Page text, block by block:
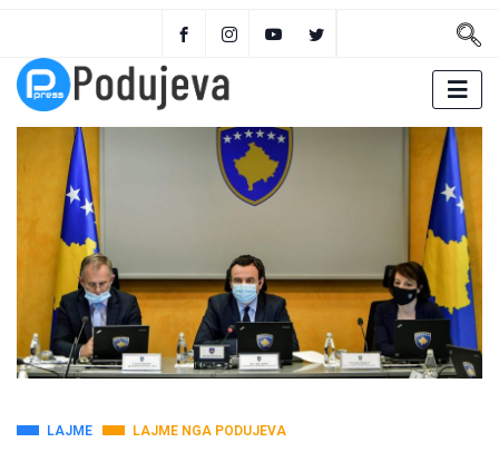
LAJME LAJME NGA PODUJEVA